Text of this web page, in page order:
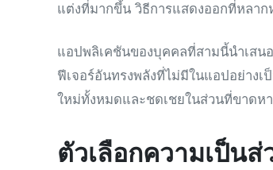
แต่งที่มากขึ้น วิธีการแสดงออกที่หลา
แอปพลิเคชันของบุคคลที่สามนี้นำเส
ฟีเจอร์อันทรงพลังที่ไม่มีในแอปอย่าง
ใหม่ทั้งหมดและชดเชยในส่วนที่ขาดห
ตัวเลือกความเป็น